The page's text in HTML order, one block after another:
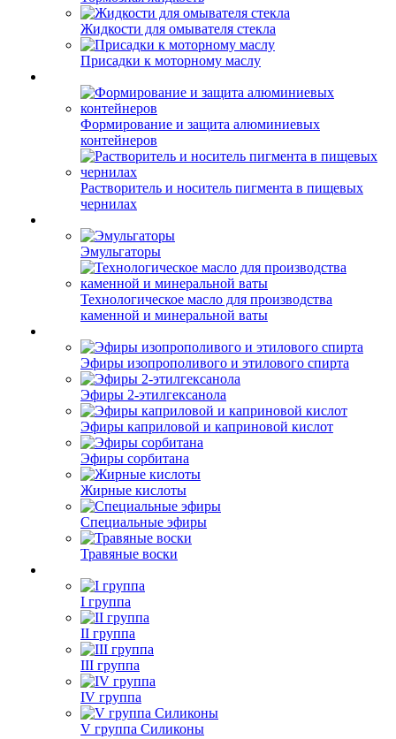
Жидкости для омывателя стекла
Присадки к моторному маслу
Формирование и защита алюминиевых
контейнеров
Растворитель и носитель пигмента в пищевых
чернилах
Эмульгаторы
Технологическое масло для производства
каменной и минеральной ваты
Эфиры изопрополивого и этилового спирта
Эфиры 2-этилгексанола
Эфиры каприловой и каприновой кислот
Эфиры сорбитана
Жирные кислоты
Специальные эфиры
Травяные воски
I группа
II группа
III группа
IV группа
V группа Силиконы